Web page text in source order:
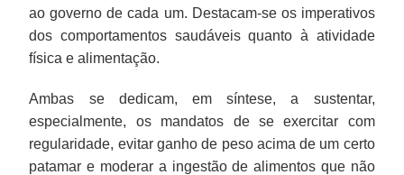
ao governo de cada um. Destacam-se os imperativos
dos comportamentos saudáveis quanto à atividade
física e alimentação.
Ambas se dedicam, em síntese, a sustentar,
especialmente, os mandatos de se exercitar com
regularidade, evitar ganho de peso acima de um certo
patamar e moderar a ingestão de alimentos que não